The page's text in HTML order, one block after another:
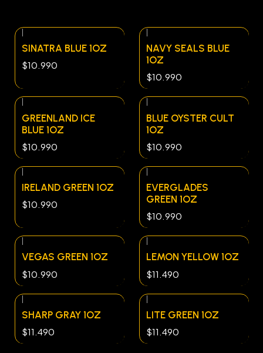
SINATRA BLUE 1OZ
$10.990
NAVY SEALS BLUE
1OZ
$10.990
GREENLAND ICE
BLUE 1OZ
$10.990
BLUE OYSTER CULT
1OZ
$10.990
IRELAND GREEN 1OZ
$10.990
EVERGLADES
GREEN 1OZ
$10.990
VEGAS GREEN 1OZ
$10.990
LEMON YELLOW 1OZ
$11.490
|
SHARP GRAY 1OZ
$11.490
|
LITE GREEN 1OZ
$11.490